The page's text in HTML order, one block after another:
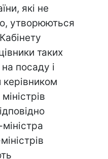
які не
утворюються
таких
посаду і
керівником